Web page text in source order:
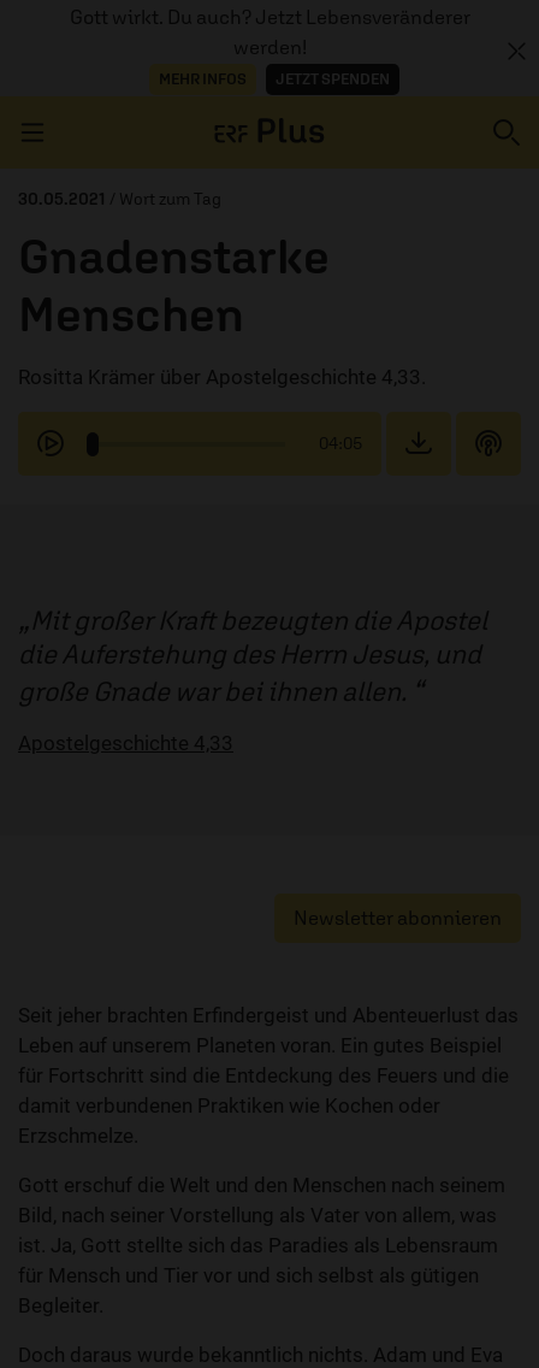
Gott wirkt. Du auch? Jetzt Lebensveränderer
werden!
MEHR INFOS JETZT SPENDEN
AUDIOTHEK
PROGRAMM
MITMACHEN
30.05.2021 / Wort zum Tag
Gnadenstarke
Menschen
Rositta Krämer über Apostelgeschichte 4,33.
04:05
Mit großer Kraft bezeugten die Apostel
die Auferstehung des Herrn Jesus, und
große Gnade war bei ihnen allen.
Apostelgeschichte 4,33
Newsletter abonnieren
Seit jeher brachten Erfindergeist und Abenteuerlust das
Leben auf unserem Planeten voran. Ein gutes Beispiel
für Fortschritt sind die Entdeckung des Feuers und die
damit verbundenen Praktiken wie Kochen oder
Erzschmelze.
Gott erschuf die Welt und den Menschen nach seinem
Bild, nach seiner Vorstellung als Vater von allem, was
ist. Ja, Gott stellte sich das Paradies als Lebensraum
für Mensch und Tier vor und sich selbst als gütigen
Begleiter.
Doch daraus wurde bekanntlich nichts. Adam und Eva